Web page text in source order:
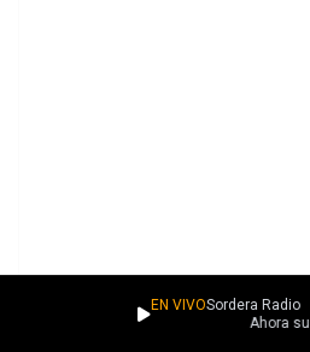
EN VIVOSordera Radio
Ahora suena